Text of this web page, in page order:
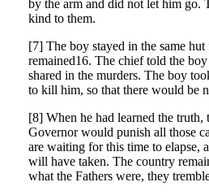
by the arm and did not let him go.
kind to them.
[7] The boy stayed in the same
remained16. The chief told the
shared in the murders. The boy
to kill him, so that there would be
[8] When he had learned the
Governor would punish all those
are waiting for this time to elapse,
will have taken. The country
what the Fathers were, they